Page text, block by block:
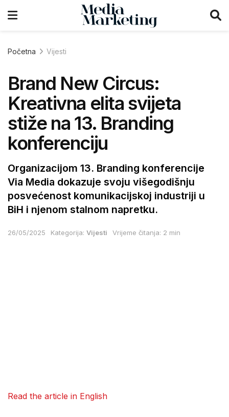
Početna Vijesti
Brand New Circus:
Kreativna elita svijeta
stiže na 13. Branding
konferenciju
Organizacijom 13. Branding konferencije
Via Media dokazuje svoju višegodišnju
posvećenost komunikacijskoj industriji u
BiH i njenom stalnom napretku.
26/05/2025 Kategorija: Vijesti Vrijeme čitanja: 2 min
Read the article in English